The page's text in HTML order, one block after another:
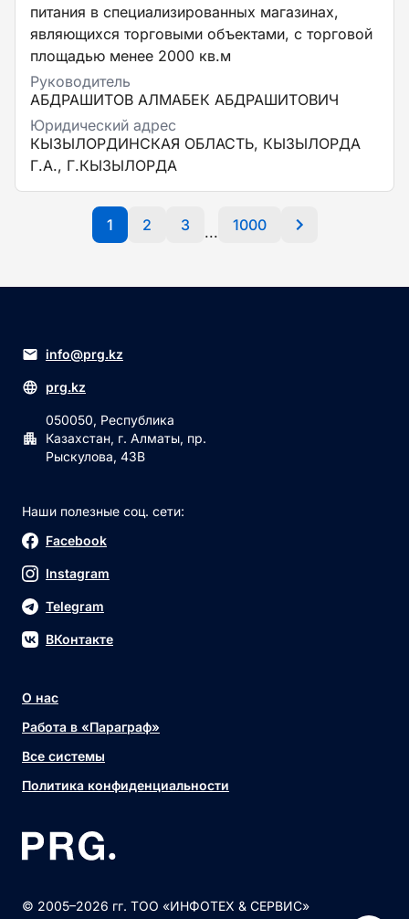
питания в специализированных магазинах,
являющихся торговыми объектами, с торговой
площадью менее 2000 кв.м
Руководитель
АБДРАШИТОВ АЛМАБЕК АБДРАШИТОВИЧ
Юридический адрес
КЫЗЫЛОРДИНСКАЯ ОБЛАСТЬ, КЫЗЫЛОРДА
Г.А., Г.КЫЗЫЛОРДА
1 2 3 ... 1000
info@prg.kz
prg.kz
050050, Республика
Казахстан, г. Алматы, пр.
Рыскулова, 43В
Наши полезные соц. сети:
Facebook
Instagram
Telegram
ВКонтакте
О нас
Работа в «Параграф»
Все системы
Политика конфиденциальности
© 2005–2026 гг. ТОО «ИНФОТЕХ & СЕРВИС»